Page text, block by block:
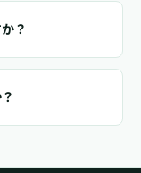
？